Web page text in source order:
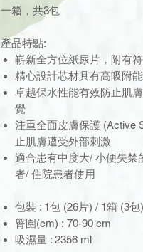
一箱，共3包
產品特點:
嶄新全方位紙尿片，附有
精心設計芯材具有高吸附
卓越保水性能有效防止肌
覺
注重全面皮膚保護 (Active
止肌膚遭受外部刺激
適合患有中度大/ 小便失禁
者/ 住院患者使用
包裝 : 1包 (26片) / 1箱 (3包
臀圍(cm) : 70-90 cm
吸濕量 : 2356 ml